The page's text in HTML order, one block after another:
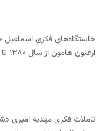
خاستگاه‌های فکری اسماعیل
ارغنون هامون از سال ۱۳۸۰ تا اکنون
تاملات فکری مهدیه امیری